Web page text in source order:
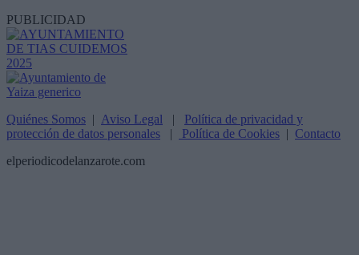
PUBLICIDAD
Quiénes Somos | Aviso Legal | Política de privacidad y
protección de datos personales | Política de Cookies | Contacto
elperiodicodelanzarote.com